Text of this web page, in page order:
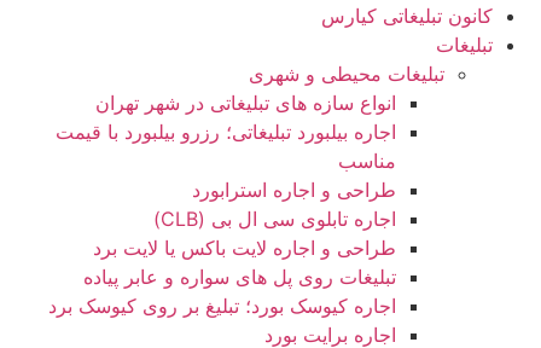
کانون تبلیغاتی کیارس
تبلیغات
تبلیغات محیطی و شهری
انواع سازه‌ های تبلیغاتی در شهر تهران
اجاره بیلبورد تبلیغاتی؛ رزرو بیلبورد با قیمت
مناسب
طراحی و اجاره استرابورد
اجاره تابلوی سی ال بی (CLB)
طراحی و اجاره لایت باکس یا لایت برد
تبلیغات روی پل های سواره و عابر پیاده
اجاره کیوسک بورد؛ تبلیغ بر روی کیوسک برد
اجاره برایت بورد